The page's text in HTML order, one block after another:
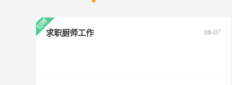
求职厨师工作 08-07